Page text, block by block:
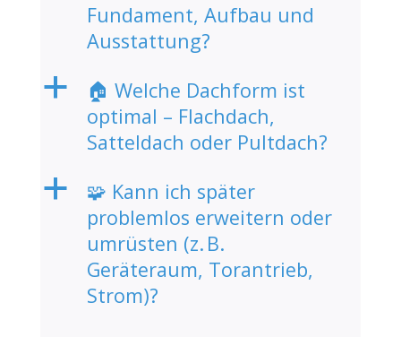
Fundament, Aufbau und
Ausstattung?
a
🏠 Welche Dachform ist
optimal – Flachdach,
Satteldach oder Pultdach?
a
🧩 Kann ich später
problemlos erweitern oder
umrüsten (z. B.
Geräteraum, Torantrieb,
Strom)?